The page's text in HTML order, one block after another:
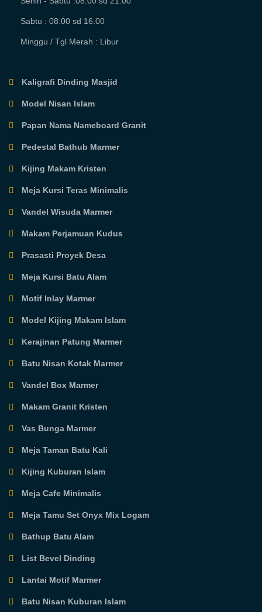
Sabtu : 08.00 sd 16.00
Minggu / Tgl Merah : Libur
Kaligrafi Dinding Masjid
Model Nisan Islam
Papan Nama Nameboard Granit
Pedestal Bathub Marmer
Kijing Makam Kristen
Meja Kursi Teras Minimalis
Vandel Wisuda Marmer
Makam Perjamuan Kudus
Prasasti Proyek Desa
Meja Kursi Batu Alam
Motif Inlay Marmer
Model Kijing Makam Islam
Kerajinan Patung Marmer
Batu Nisan Kotak Marmer
Vandel Box Marmer
Makam Granit Kristen
Vas Bunga Marmer
Meja Taman Batu Kali
Kijing Kuburan Islam
Meja Cafe Minimalis
Meja Tamu Set Onyx Mix Logam
Bathup Batu Alam
List Bevel Dinding
Lantai Motif Marmer
Batu Nisan Kuburan Islam